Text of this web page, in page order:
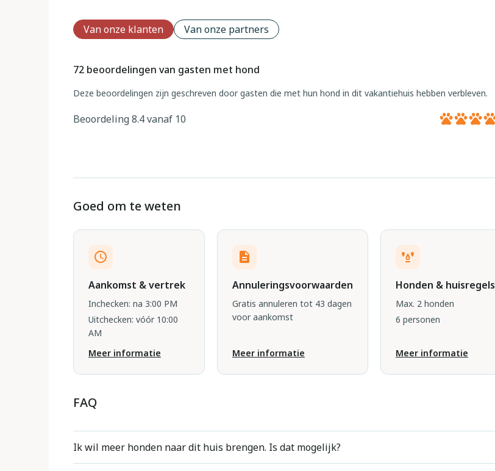
Van onze klanten Van onze partners
72 beoordelingen van gasten met hond
Deze beoordelingen zijn geschreven door gasten die met hun hond in dit vakantiehuis hebben verbleven.
Beoordeling 8.4 vanaf 10
Goed om te weten
Aankomst & vertrek
Inchecken: na 3:00 PM
Uitchecken: vóór 10:00
AM
Meer informatie
Annuleringsvoorwaarden
Gratis annuleren tot 43 dagen
voor aankomst
Meer informatie
Honden & huisregels
Max. 2 honden
6 personen
Meer informatie
FAQ
Ik wil meer honden naar dit huis brengen. Is dat mogelijk?